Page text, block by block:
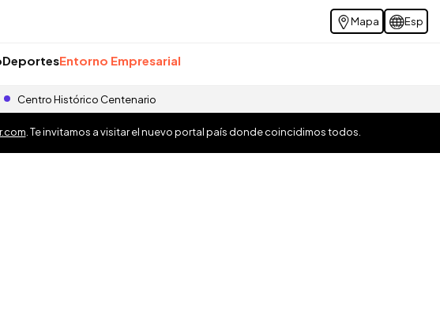
Mapa Esp
DeportesEntorno Empresarial
Centro Histórico Centenario
. Te invitamos a visitar el nuevo portal país donde coincidimos todos.